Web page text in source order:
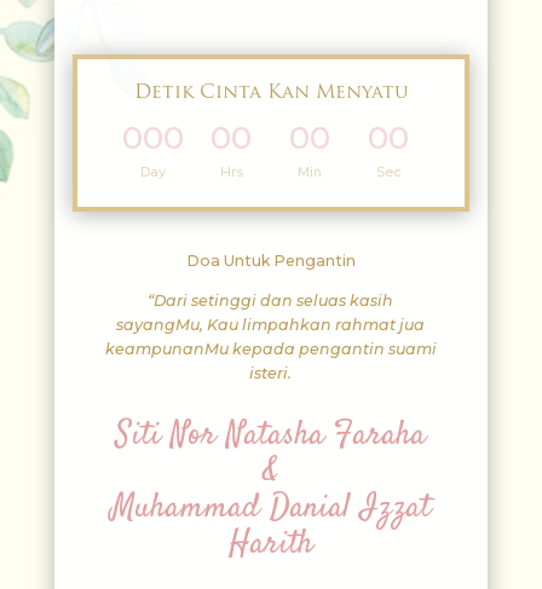
Detik Cinta Kan Menyatu
000
Day
00
Hrs
00
Min
00
Sec
Doa Untuk Pengantin
“Dari setinggi dan seluas kasih
sayangMu, Kau limpahkan rahmat jua
keampunanMu kepada pengantin suami
isteri.
Siti Nor Natasha Faraha
&
Muhammad Danial Izzat
Harith